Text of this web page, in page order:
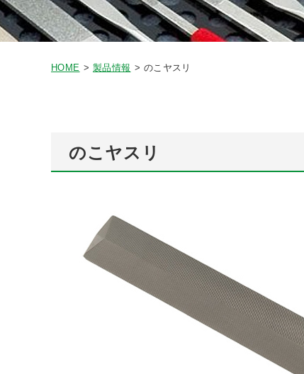
HOME 製品情報 のこヤスリ
のこヤスリ